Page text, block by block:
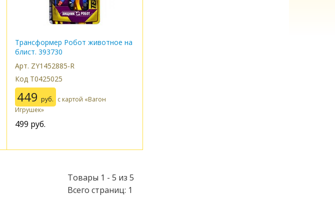
Трансформер Робот животное на
блист. 393730
Арт. ZY1452885-R
Код Т0425025
449 руб. с картой «Вагон
Игрушек»
499 руб.
Товары 1 - 5 из 5
Всего страниц: 1